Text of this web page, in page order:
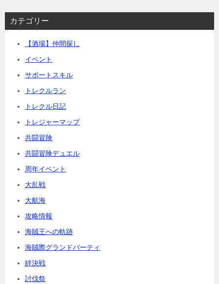
カテゴリー
【酒場】仲間探し
イベント
サポートスキル
トレクルラン
トレクル日記
トレジャーマップ
共闘冒険
共闘冒険デュエル
周年イベント
大乱戦
大航海
攻略情報
海賊王への軌跡
海賊際グランドパーティ
絆決戦
討伐祭